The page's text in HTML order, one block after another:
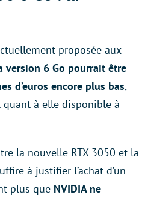
proposée aux
version 6 Go pourrait être
d’euros encore plus bas,
quant à elle disponible à
la nouvelle RTX 3050 et la
à justifier l’achat d’un
plus que NVIDIA ne